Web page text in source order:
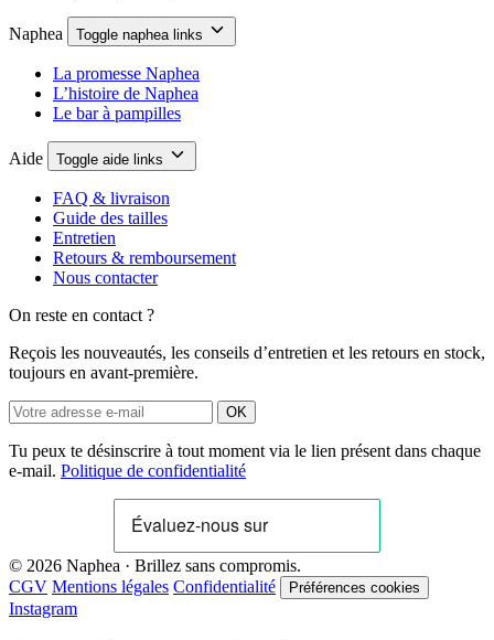
Naphea Toggle naphea links
La promesse Naphea
L’histoire de Naphea
Le bar à pampilles
Aide Toggle aide links
FAQ & livraison
Guide des tailles
Entretien
Retours & remboursement
Nous contacter
On reste en contact ?
Reçois les nouveautés, les conseils d’entretien et les retours en stock,
toujours en avant-première.
OK
Tu peux te désinscrire à tout moment via le lien présent dans chaque
e-mail. Politique de confidentialité
© 2026 Naphea · Brillez sans compromis.
CGV Mentions légales Confidentialité Préférences cookies
Instagram